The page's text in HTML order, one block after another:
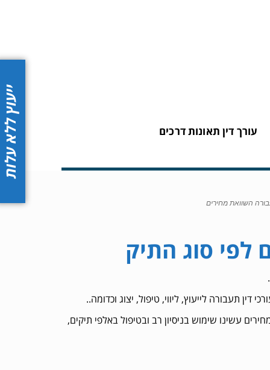
עורך דין תאונות דרכים
השוואת מחירים
לפי סוג התיק
תעבורה לייעוץ, ליווי, טיפול, יצוג וכדומה..
עשינו שימוש בניסיון רב ובטיפול באלפי תיקים,
ייעוץ ללא עלות